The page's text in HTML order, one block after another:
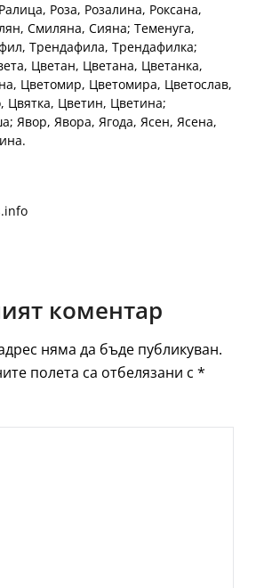
Роза, Розалина, Роксана,
Смиляна, Сияна; Теменуга,
Трендафила, Трендафилка;
Цветан, Цветана, Цветанка,
Цветомир, Цветомира, Цветослав,
Цвятка, Цветин, Цветина;
Явор, Явора, Ягода, Ясен, Ясена,
коментар
няма да бъде публикуван.
полета са отбелязани с *